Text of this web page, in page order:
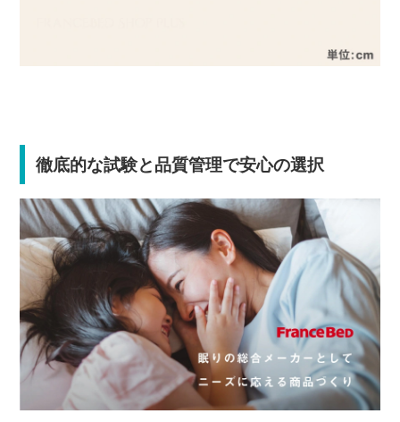
徹底的な試験と品質管理で安心の選択